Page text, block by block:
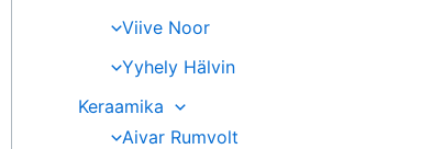
Viive Noor
Yyhely Hälvin
Keraamika
Aivar Rumvolt